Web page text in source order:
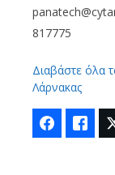
817775
Διαβάστε όλα
Λάρνακας
FacebookLike